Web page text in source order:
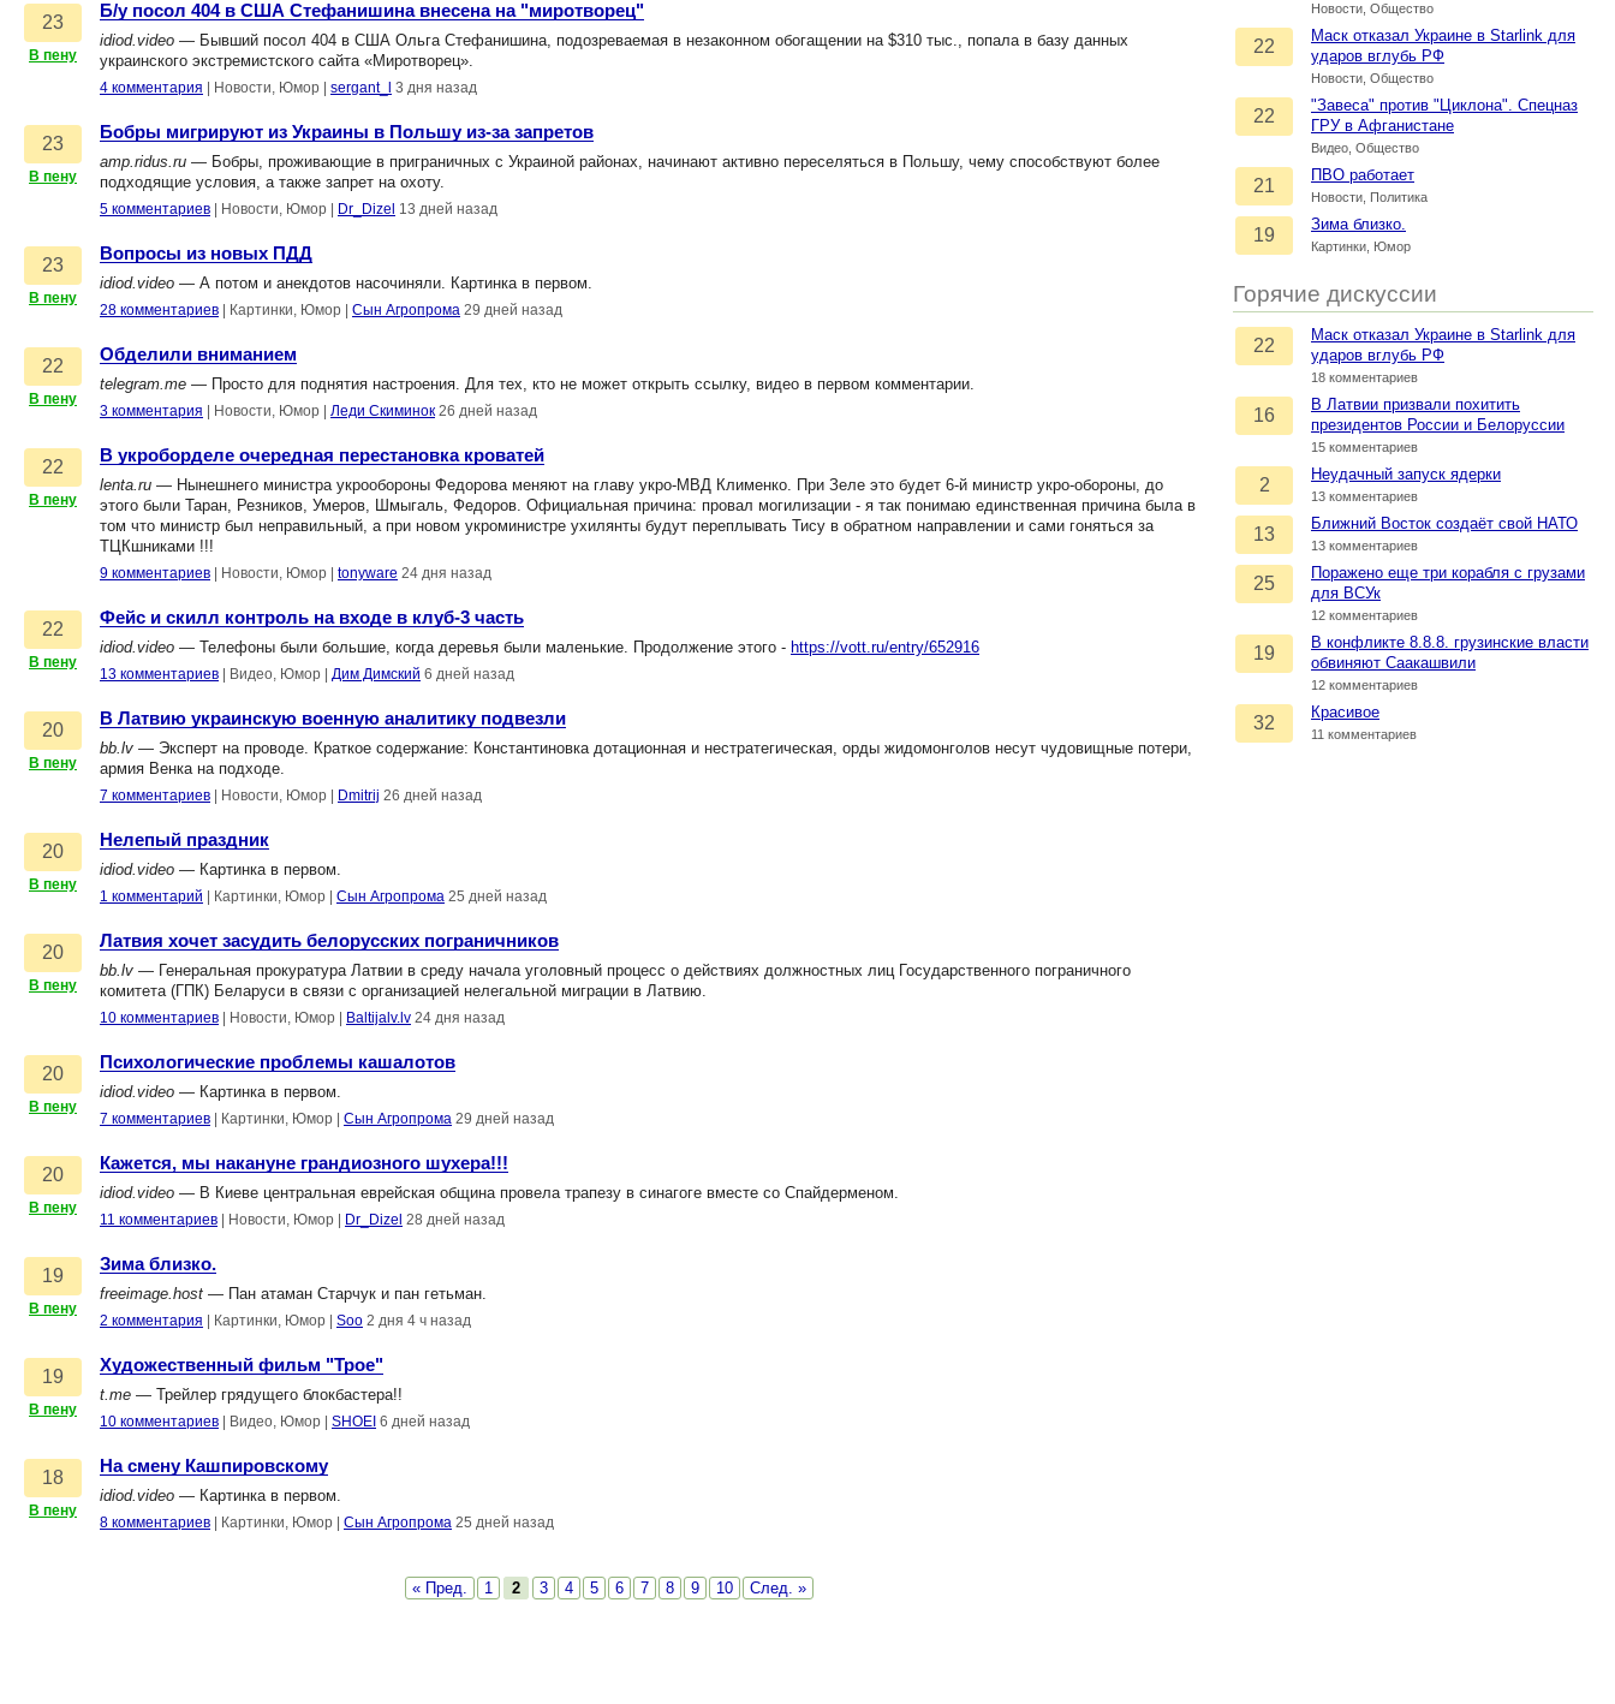
Новости, Общество
22
Маск отказал Украине в Starlink для
ударов вглубь РФ
Новости, Общество
22
"Завеса" против "Циклона". Спецназ
ГРУ в Афганистане
Видео, Общество
21
ПВО работает
Новости, Политика
19
Зима близко.
Картинки, Юмор
Горячие дискуссии
22
Маск отказал Украине в Starlink для
ударов вглубь РФ
18 комментариев
16
В Латвии призвали похитить
президентов России и Белоруссии
15 комментариев
2
Неудачный запуск ядерки
13 комментариев
13
Ближний Восток создаёт свой НАТО
13 комментариев
25
Поражено еще три корабля с грузами
для ВСУк
12 комментариев
19
В конфликте 8.8.8. грузинские власти
обвиняют Саакашвили
12 комментариев
32
Красивое
11 комментариев
23
В пену
Б/у посол 404 в США Стефанишина внесена на "миротворец"
idiod.video — Бывший посол 404 в США Ольга Стефанишина, подозреваемая в незаконном обогащении на $310 тыс., попала в базу данных
украинского экстремистского сайта «Миротворец».
4 комментария Новости, Юмор sergant_l 3 дня назад
23
В пену
Бобры мигрируют из Украины в Польшу из-за запретов
amp.ridus.ru — Бобры, проживающие в приграничных с Украиной районах, начинают активно переселяться в Польшу, чему способствуют более
подходящие условия, а также запрет на охоту.
5 комментариев Новости, Юмор Dr_Dizel 13 дней назад
23
В пену
Вопросы из новых ПДД
idiod.video — А потом и анекдотов насочиняли. Картинка в первом.
28 комментариев Картинки, Юмор Сын Агропрома 29 дней назад
22
В пену
Обделили вниманием
telegram.me — Просто для поднятия настроения. Для тех, кто не может открыть ссылку, видео в первом комментарии.
3 комментария Новости, Юмор Леди Скиминок 26 дней назад
22
В пену
В укроборделе очередная перестановка кроватей
lenta.ru — Нынешнего министра укрообороны Федорова меняют на главу укро-МВД Клименко. При Зеле это будет 6-й министр укро-обороны, до
этого были Таран, Резников, Умеров, Шмыгаль, Федоров. Официальная причина: провал могилизации - я так понимаю единственная причина была в
том что министр был неправильный, а при новом укроминистре ухилянты будут переплывать Тису в обратном направлении и сами гоняться за
ТЦКшниками !!!
9 комментариев Новости, Юмор tonyware 24 дня назад
22
В пену
Фейс и скилл контроль на входе в клуб-3 часть
idiod.video — Телефоны были большие, когда деревья были маленькие. Продолжение этого - https://vott.ru/entry/652916
13 комментариев Видео, Юмор Дим Димский 6 дней назад
20
В пену
В Латвию украинскую военную аналитику подвезли
bb.lv — Эксперт на проводе. Краткое содержание: Константиновка дотационная и нестратегическая, орды жидомонголов несут чудовищные потери,
армия Венка на подходе.
7 комментариев Новости, Юмор Dmitrij 26 дней назад
20
В пену
Нелепый праздник
idiod.video — Картинка в первом.
1 комментарий Картинки, Юмор Сын Агропрома 25 дней назад
20
В пену
Латвия хочет засудить белорусских пограничников
bb.lv — Генеральная прокуратура Латвии в среду начала уголовный процесс о действиях должностных лиц Государственного пограничного
комитета (ГПК) Беларуси в связи с организацией нелегальной миграции в Латвию.
10 комментариев Новости, Юмор Baltijalv.lv 24 дня назад
20
В пену
Психологические проблемы кашалотов
idiod.video — Картинка в первом.
7 комментариев Картинки, Юмор Сын Агропрома 29 дней назад
20
В пену
Кажется, мы накануне грандиозного шухера!!!
idiod.video — В Киеве центральная еврейская община провела трапезу в синагоге вместе со Спайдерменом.
11 комментариев Новости, Юмор Dr_Dizel 28 дней назад
19
В пену
Зима близко.
freeimage.host — Пан атаман Старчук и пан гетьман.
2 комментария Картинки, Юмор Soo 2 дня 4 ч назад
19
В пену
Художественный фильм "Трое"
t.me — Трейлер грядущего блокбастера!!
10 комментариев Видео, Юмор SHOEI 6 дней назад
18
В пену
На смену Кашпировскому
idiod.video — Картинка в первом.
8 комментариев Картинки, Юмор Сын Агропрома 25 дней назад
« Пред. 1 2 3 4 5 6 7 8 9 10 След. »